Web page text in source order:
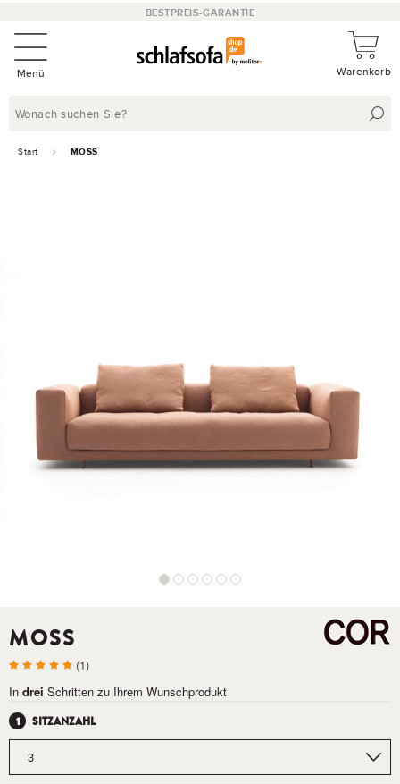
BESTPREIS-GARANTIE
Menü Warenkorb
Start MOSS
MOSS
(1)
Indrei Schritten zu Ihrem Wunschprodukt
SITZANZAHL